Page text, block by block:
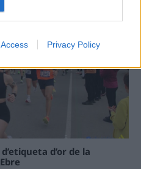
Privacy Policy
d’or de la